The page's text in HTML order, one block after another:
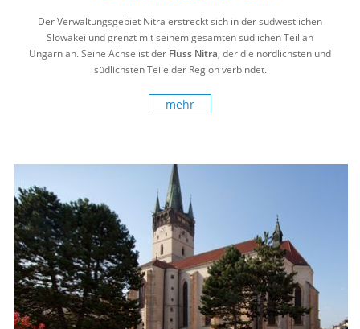
Der Verwaltungsgebiet Nitra erstreckt sich in der südwestlichen
Slowakei und grenzt mit seinem gesamten südlichen Teil an
Ungarn an. Seine Achse ist der Fluss Nitra, der die nördlichsten und
südlichsten Teile der Region verbindet.
mehr